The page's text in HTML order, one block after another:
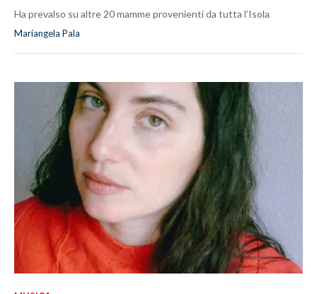
Ha prevalso su altre 20 mamme provenienti da tutta l’Isola
Mariangela Pala